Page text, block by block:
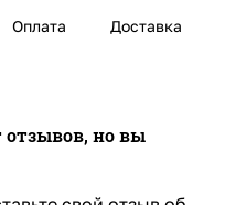
Оплата Доставка
отзывов, но вы